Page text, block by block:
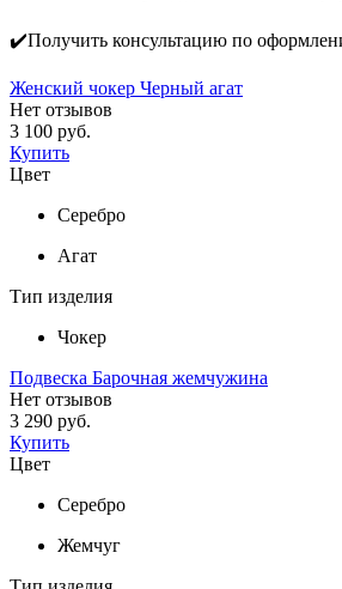
✔️Получить консультацию по
Женский чокер Черный агат
Нет отзывов
3 100 руб.
Купить
Цвет
Серебро
Агат
Тип изделия
Чокер
Подвеска Барочная жемчужина
Нет отзывов
3 290 руб.
Купить
Цвет
Серебро
Жемчуг